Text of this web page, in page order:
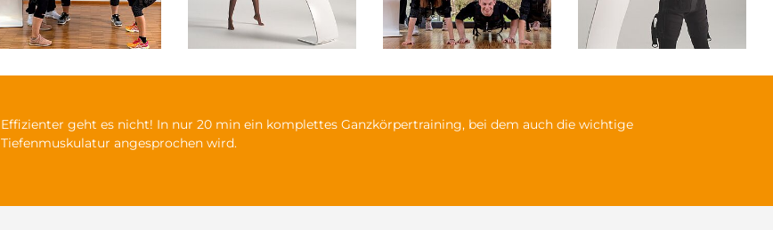
Effizienter geht es nicht! In nur 20 min ein komplettes Ganzkörpertraining, bei dem auch die wichtige
Tiefenmuskulatur angesprochen wird.